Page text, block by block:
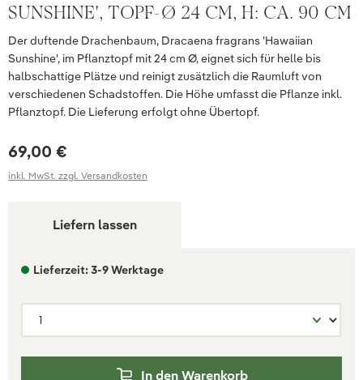
SUNSHINE', TOPF-Ø 24 CM, H: CA. 90 CM
Der duftende Drachenbaum, Dracaena fragrans 'Hawaiian
Sunshine', im Pflanztopf mit 24 cm Ø, eignet sich für helle bis
halbschattige Plätze und reinigt zusätzlich die Raumluft von
verschiedenen Schadstoffen. Die Höhe umfasst die Pflanze inkl.
Pflanztopf. Die Lieferung erfolgt ohne Übertopf.
69,00 €
inkl. MwSt. zzgl. Versandkosten
Liefern lassen
Lieferzeit: 3-9 Werktage
In den Warenkorb